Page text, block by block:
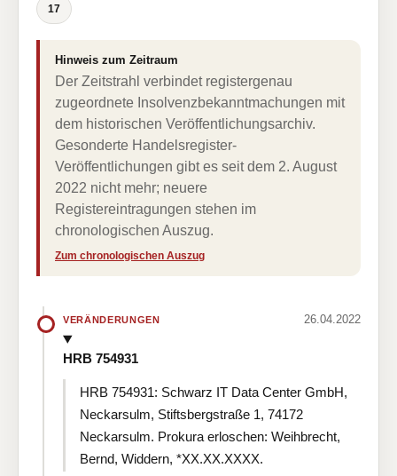
17
Hinweis zum Zeitraum
Der Zeitstrahl verbindet registergenau
zugeordnete Insolvenzbekanntmachungen mit
dem historischen Veröffentlichungsarchiv.
Gesonderte Handelsregister-
Veröffentlichungen gibt es seit dem 2. August
2022 nicht mehr; neuere
Registereintragungen stehen im
chronologischen Auszug.
Zum chronologischen Auszug
VERÄNDERUNGEN 26.04.2022
HRB 754931
HRB 754931: Schwarz IT Data Center GmbH,
Neckarsulm, Stiftsbergstraße 1, 74172
Neckarsulm. Prokura erloschen: Weihbrecht,
Bernd, Widdern, *XX.XX.XXXX.